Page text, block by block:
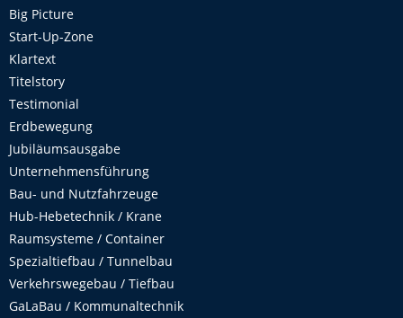
Big Picture
Start-Up-Zone
Klartext
Titelstory
Testimonial
Erdbewegung
Jubiläumsausgabe
Unternehmensführung
Bau- und Nutzfahrzeuge
Hub-Hebetechnik / Krane
Raumsysteme / Container
Spezialtiefbau / Tunnelbau
Verkehrswegebau / Tiefbau
GaLaBau / Kommunaltechnik